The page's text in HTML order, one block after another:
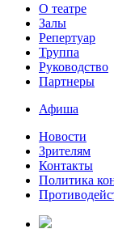
О театре
Залы
Репертуар
Труппа
Руководство
Партнеры
Афиша
Новости
Зрителям
Контакты
Политика